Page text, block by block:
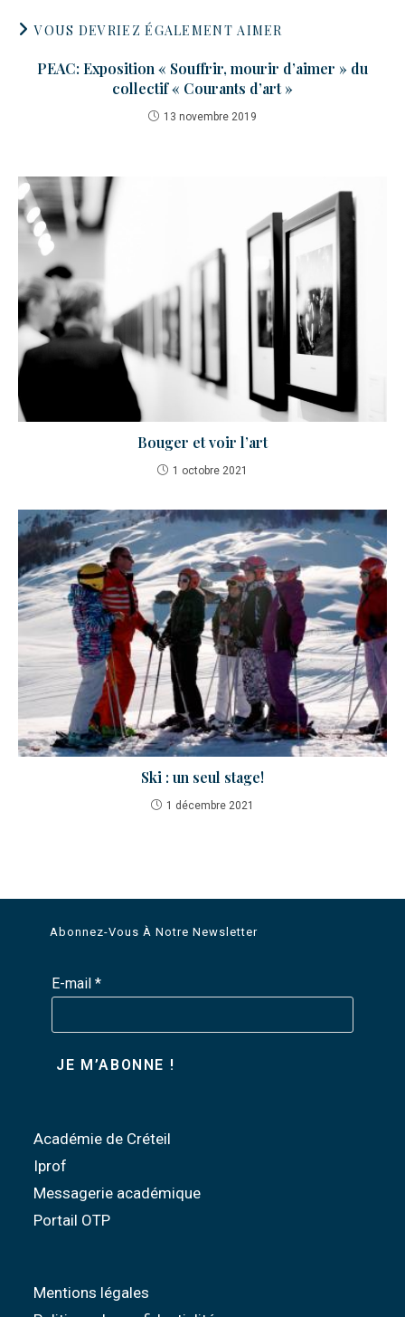
VOUS DEVRIEZ ÉGALEMENT AIMER
PEAC: Exposition « Souffrir, mourir d’aimer » du
collectif « Courants d’art »
13 novembre 2019
Bouger et voir l’art
1 octobre 2021
Ski : un seul stage!
1 décembre 2021
Abonnez-Vous À Notre Newsletter
E-mail*
Académie de Créteil
Iprof
Messagerie académique
Portail OTP
Mentions légales